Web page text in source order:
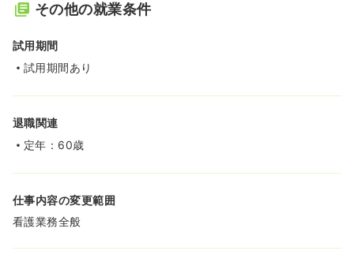
その他の就業条件
試用期間
試用期間あり
退職関連
定年：60歳
仕事内容の変更範囲
看護業務全般